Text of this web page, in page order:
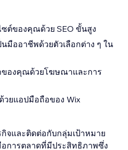
ซต์ของคุณด้วย SEO ขั้นสูง
มืออาชีพด้วยตัวเลือกต่าง ๆ ใน
ของคุณด้วยโฆษณาและการ
วยแอปมือถือของ Wix
จและติดต่อกับกลุ่มเป้าหมาย
การตลาดที่มีประสิทธิภาพซึ่ง